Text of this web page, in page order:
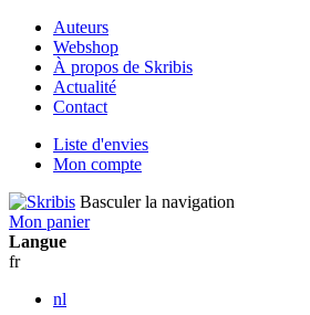
Auteurs
Webshop
À propos de Skribis
Actualité
Contact
Liste d'envies
Mon compte
Basculer la navigation
Mon panier
Langue
fr
nl